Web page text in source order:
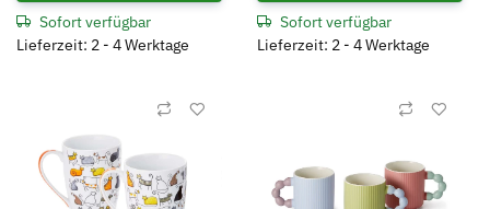
Sofort verfügbar
Lieferzeit: 2 - 4 Werktage
Sofort verfügbar
Lieferzeit: 2 - 4 Werktage